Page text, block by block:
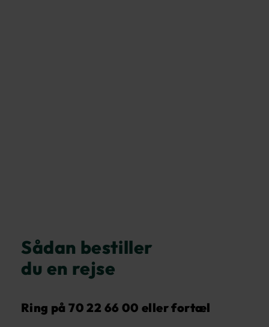
Sådan bestiller
du en rejse
Ring på 70 22 66 00 eller fortæl